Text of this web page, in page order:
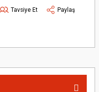
Tavsiye Et
Paylaş